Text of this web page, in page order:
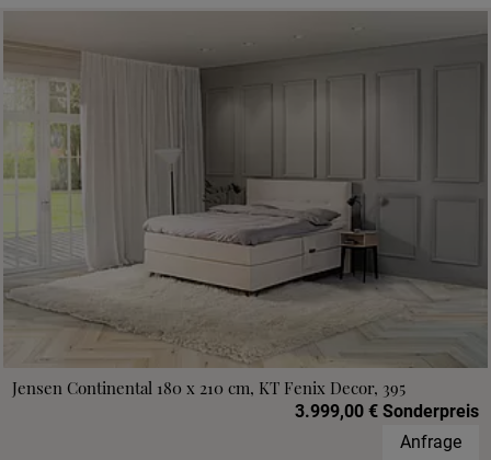
Jensen Continental 180 x 210 cm, KT Fenix Decor, 395
3.999,00 € Sonderpreis
Anfrage